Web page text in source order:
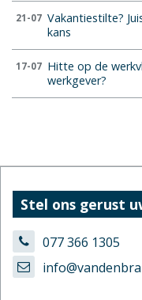
21-07 Vakantiestilte?
kans
17-07 Hitte op de
werkgever?
Stel ons gerust
077 366 1305